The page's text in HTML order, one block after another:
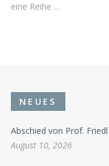
eine Reihe …
NEUES
Abschied von Prof.
August 10, 2026